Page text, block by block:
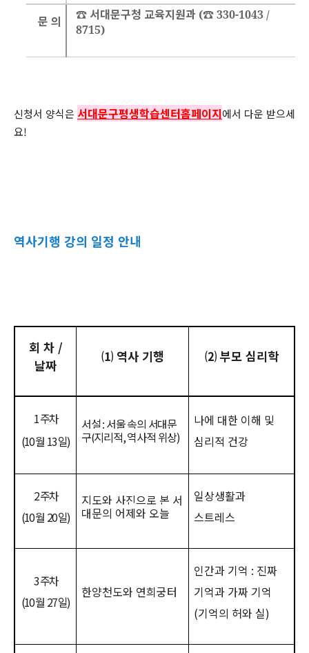
문 의 ☎ 서대문구청 교육지원과 (☎330-1043 /
8715)
신청서 양식은 서대문구평생학습센터홈페이지에서 다운 받으세
요!
역사기행 강의 일정 안내
회 차 /
날짜
⑴ 역사 기행 ⑵ 부모 심리학
1주차
(10월 13일)
서설:서울 속의 서대문
구(지리적,역사적 위상)
나에 대한 이해 및
심리적 건강
2주차
(10월 20일)
지도와 사진으로 본 서
대문의 어제와 오늘
일상생활과
스트레스
3주차
(10월 27일)
한양천도와 연희궁터
인간과 기억 : 진짜
기억과 가짜 기억
(기억의 허와 실)